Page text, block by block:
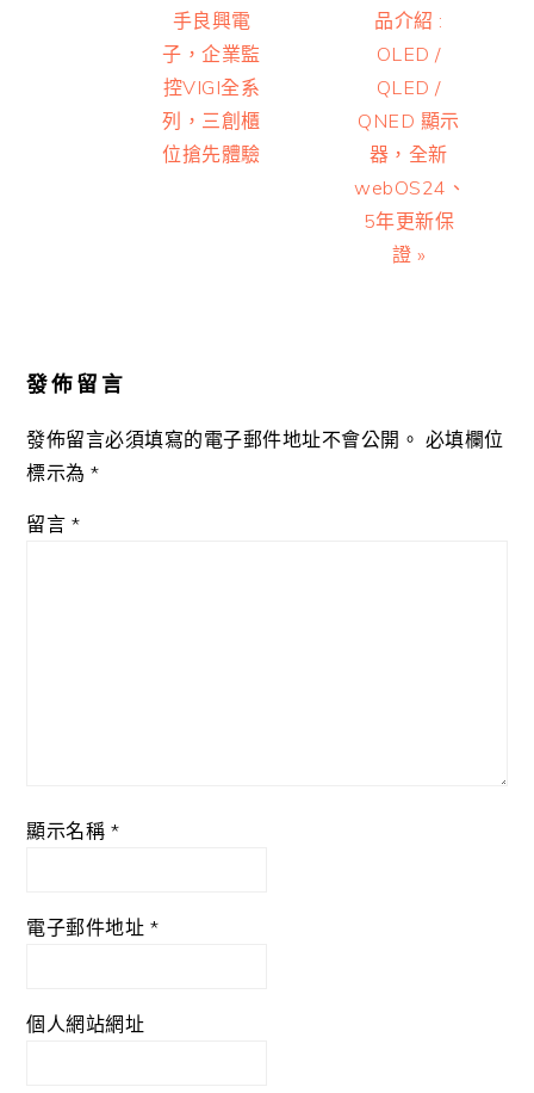
Post:
手良興電
子，企業監
控VIGI全系
列，三創櫃
位搶先體驗
Post:
品介紹 :
OLED /
QLED /
QNED 顯示
器，全新
webOS24、
5年更新保
證 »
發佈留言
發佈留言必須填寫的電子郵件地址不會公開。 必填欄位
標示為*
留言 *
顯示名稱 *
電子郵件地址 *
個人網站網址